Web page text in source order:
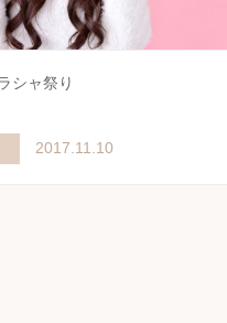
シャ祭り
2017.11.10